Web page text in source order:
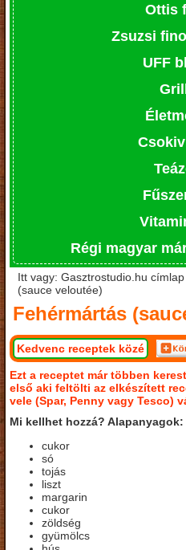
Ottis
Zsuzsi
UFF
Régi magyar
Itt vagy: Gasztrostudio.hu
(sauce veloutée)
Fehérmártás
Kedvenc receptek közé
Ezt a receptet már többen
első aki feltölti az elkészített
vele (Spar, Penny vagy Tesco)
Mi kellhet hozzá? Alapanyagok:
cukor
só
tojás
liszt
margarin
cukor
zöldség
gyümölcs